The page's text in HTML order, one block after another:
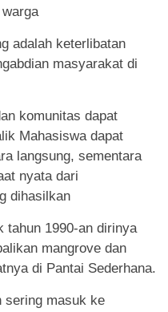
adalah keterlibatan
masyarakat di
komunitas dapat
Mahasiswa dapat
langsung, sementara
nyata dari
dihasilkan
tahun 1990-an dirinya
mangrove dan
di Pantai Sederhana.
sering masuk ke